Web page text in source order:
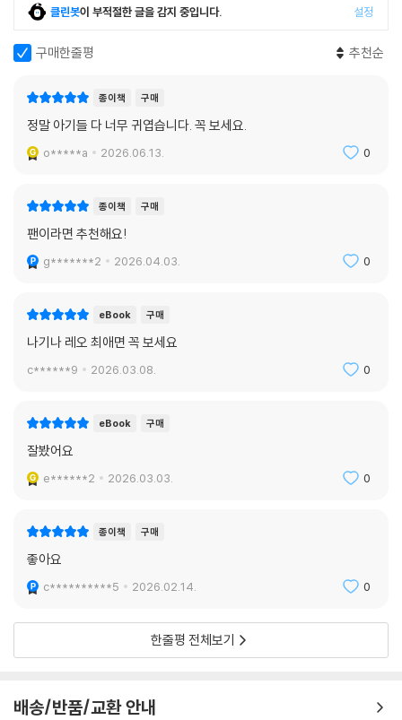
클린봇이 부적절한 글을 감지 중입니다. 설정
구매한줄평 추천순
종이책 구매
정말 아기들 다 너무 귀엽습니다. 꼭 보세요.
o*****a 2026.06.13. 0
종이책 구매
팬이라면 추천해요!
g*******2 2026.04.03. 0
eBook 구매
나기나 레오 최애면 꼭 보세요
c******9 2026.03.08. 0
eBook 구매
잘봤어요
e******2 2026.03.03. 0
종이책 구매
좋아요
c**********5 2026.02.14. 0
한줄평 전체보기
배송/반품/교환 안내